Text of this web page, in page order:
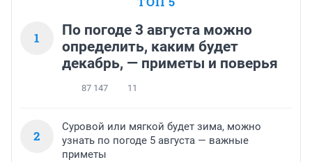
1
По погоде 3 августа можно
определить, каким будет
декабрь, — приметы и поверья
87 147 11
2
Суровой или мягкой будет зима, можно
узнать по погоде 5 августа — важные
приметы